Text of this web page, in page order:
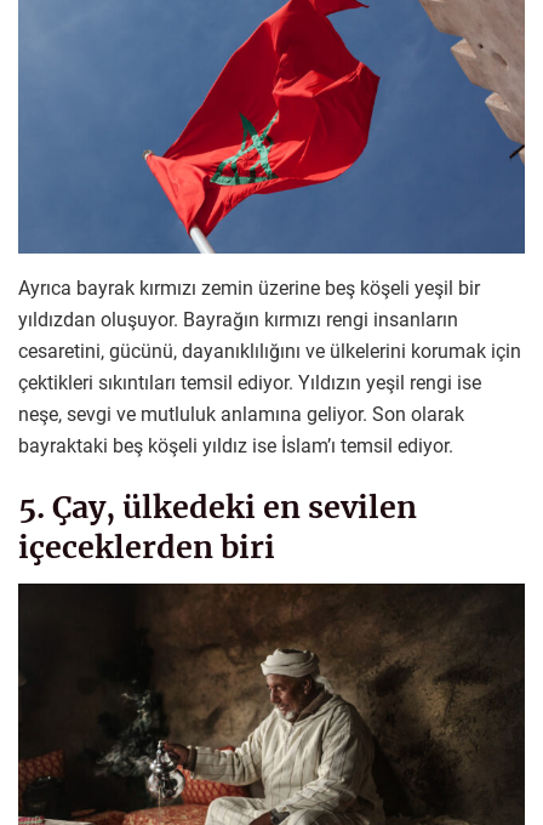
Ayrıca bayrak kırmızı zemin üzerine beş köşeli yeşil bir
yıldızdan oluşuyor. Bayrağın kırmızı rengi insanların
cesaretini, gücünü, dayanıklılığını ve ülkelerini korumak için
çektikleri sıkıntıları temsil ediyor. Yıldızın yeşil rengi ise
neşe, sevgi ve mutluluk anlamına geliyor. Son olarak
bayraktaki beş köşeli yıldız ise İslam’ı temsil ediyor.
5. Çay, ülkedeki en sevilen
içeceklerden biri